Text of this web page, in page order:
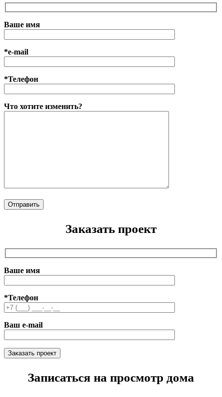
Ваше имя
*e-mail
*Телефон
Что хотите изменить?
Заказать проект
Ваше имя
*Телефон
Ваш e-mail
Записаться на просмотр дома